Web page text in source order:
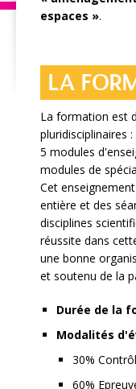
espaces ».
LA
La formation est
pluridisciplinaires :
5 modules
modules de
Cet
entière et des
disciplines
réussite dans
une bonne
et soutenu de la
Durée de la
Modalités
30%
60%